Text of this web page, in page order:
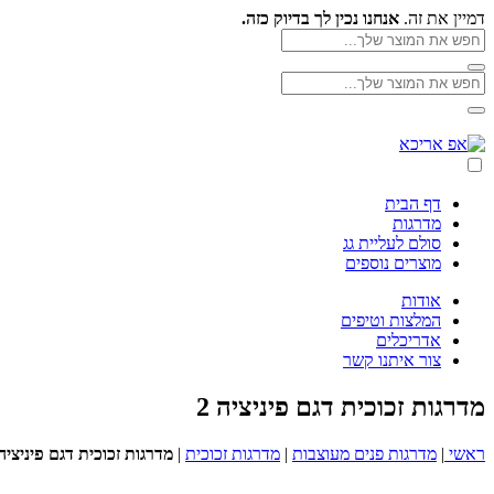
Skip
to
content
דמיין את זה. אנחנו נכין לך בדיוק כזה.
חפש
את
המוצר
שלך
חפש
את
המוצר
חפש
את
המוצר
שלך
חפש
את
המוצר
שלך
אריכא
דף הבית
מדרגות
סולם לעליית גג
מוצרים נוספים
אודות
המלצות וטיפים
אדריכלים
צור איתנו קשר
מדרגות זכוכית דגם פיניציה 2
ראשי | מדרגות פנים מעוצבות | מדרגות זכוכית | מדרגות זכוכית דגם פיניציה